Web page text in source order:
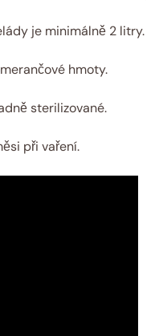
je minimálně 2 litry.
hmoty.
sterilizované.
při vaření.